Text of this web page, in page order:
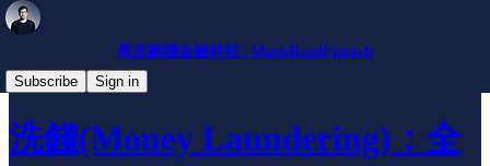
馬克解讀金融科技 | MarkReadFintech
Subscribe
Sign in
小知識
洗錢(Money Laundering)：全